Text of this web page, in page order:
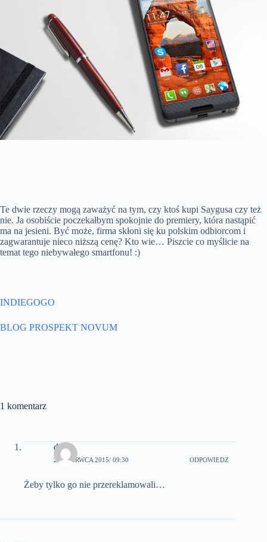
Te dwie rzeczy mogą zaważyć na tym, czy ktoś kupi Saygusa czy też
nie. Ja osobiście poczekałbym spokojnie do premiery, która nastąpić
ma na jesieni. Być może, firma skłoni się ku polskim odbiorcom i
zagwarantuje nieco niższą cenę? Kto wie… Piszcie co myślicie na
temat tego niebywałego smartfonu! :)
INDIEGOGO
BLOG PROSPEKT NOVUM
1 komentarz
drs
25 CZERWCA 2015/ 09:30 ODPOWIEDZ
Żeby tylko go nie przereklamowali…